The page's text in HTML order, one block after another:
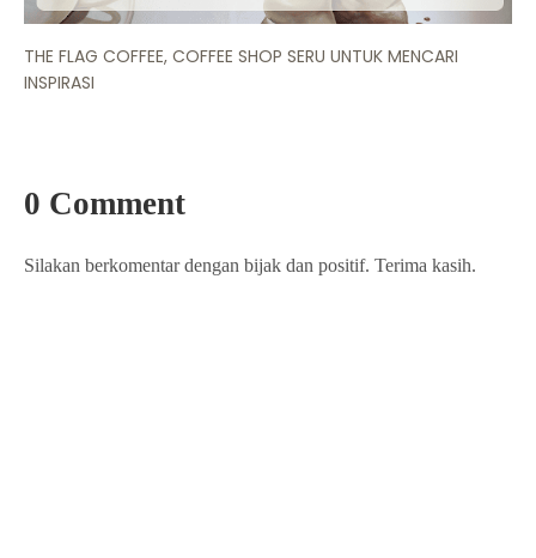
THE FLAG COFFEE, COFFEE SHOP SERU UNTUK MENCARI
INSPIRASI
0 Comment
Silakan berkomentar dengan bijak dan positif. Terima kasih.